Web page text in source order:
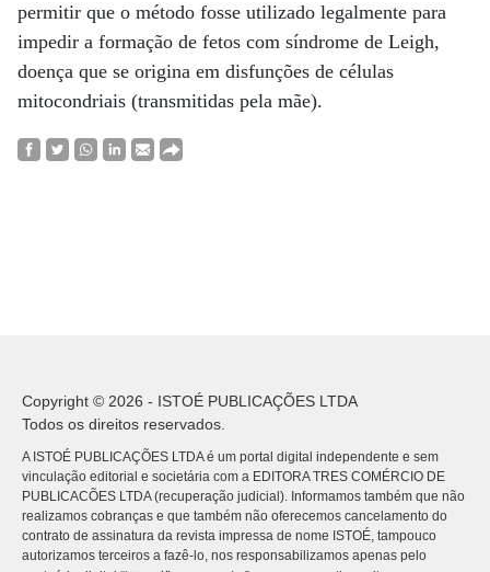
permitir que o método fosse utilizado legalmente para
impedir a formação de fetos com síndrome de Leigh,
doença que se origina em disfunções de células
mitocondriais (transmitidas pela mãe).
Copyright © 2026 - ISTOÉ PUBLICAÇÕES LTDA
Todos os direitos reservados.
A ISTOÉ PUBLICAÇÕES LTDA é um portal digital independente e sem
vinculação editorial e societária com a EDITORA TRES COMÉRCIO DE
PUBLICACÕES LTDA (recuperação judicial). Informamos também que não
realizamos cobranças e que também não oferecemos cancelamento do
contrato de assinatura da revista impressa de nome ISTOÉ, tampouco
autorizamos terceiros a fazê-lo, nos responsabilizamos apenas pelo